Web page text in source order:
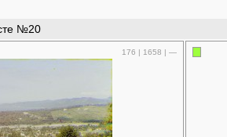
№20
176 | 1658 | —